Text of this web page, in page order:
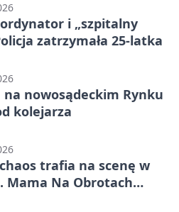
ordynator i „szpitalny
zatrzymała 25-latka
na nowosądeckim Rynku
kolejarza
trafia na scenę w
Mama Na Obrotach